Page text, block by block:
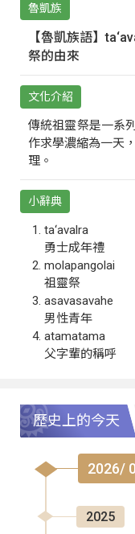
魯凱族
【魯凱族語】
祭的由來
文化介紹
傳統祖靈祭是一系
作求學濃縮為一天
理。
小辭典
ta‘avalra
勇士成年禮
molapangolai
祖靈祭
asavasavahe
男性青年
atamatama
父字輩的稱呼
歷史上的今天
2026/
2025